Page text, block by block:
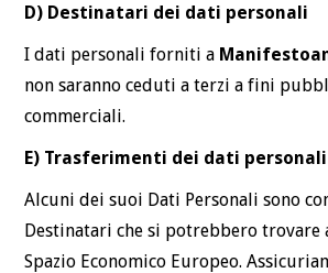
D) Destinatari dei dati personali
I dati personali forniti a
non saranno ceduti a terzi a fini
commerciali.
E) Trasferimenti dei dati personali
Alcuni dei suoi Dati Personali sono
Destinatari che si potrebbero
Spazio Economico Europeo.